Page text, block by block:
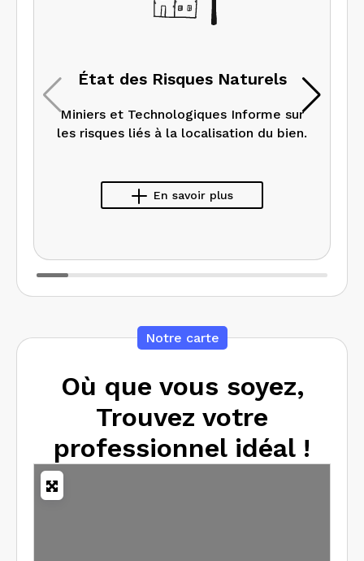
État des Risques Naturels
Miniers et Technologiques Informe sur
les risques liés à la localisation du bien.
En savoir plus
Notre carte
Où que vous soyez,
Trouvez votre
professionnel idéal !